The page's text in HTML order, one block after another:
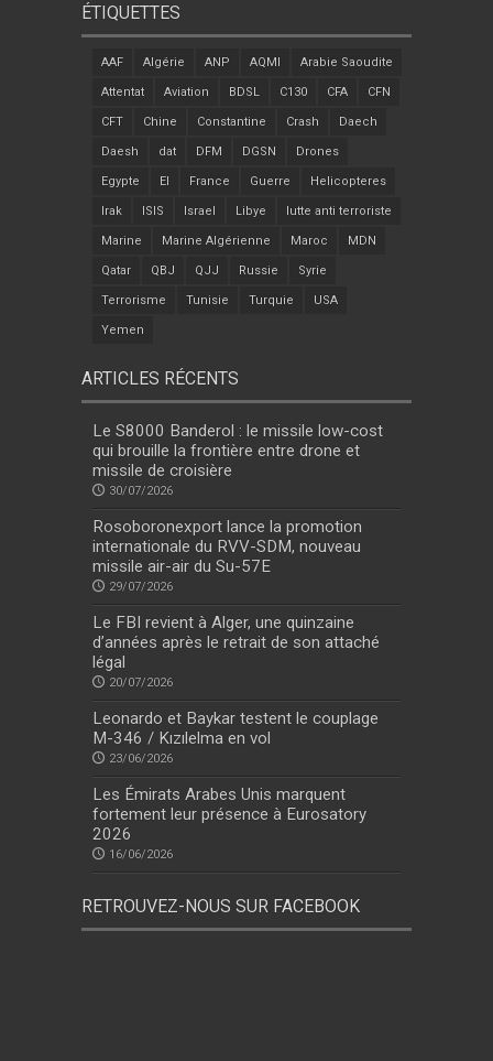
ÉTIQUETTES
AAF Algérie ANP AQMI Arabie Saoudite
Attentat Aviation BDSL C130 CFA CFN
CFT Chine Constantine Crash Daech
Daesh dat DFM DGSN Drones
Egypte EI France Guerre Helicopteres
Irak ISIS Israel Libye lutte anti terroriste
Marine Marine Algérienne Maroc MDN
Qatar QBJ QJJ Russie Syrie
Terrorisme Tunisie Turquie USA
Yemen
ARTICLES RÉCENTS
Le S8000 Banderol : le missile low-cost
qui brouille la frontière entre drone et
missile de croisière
30/07/2026
Rosoboronexport lance la promotion
internationale du RVV-SDM, nouveau
missile air-air du Su-57E
29/07/2026
Le FBI revient à Alger, une quinzaine
d’années après le retrait de son attaché
légal
20/07/2026
Leonardo et Baykar testent le couplage
M-346 / Kızılelma en vol
23/06/2026
Les Émirats Arabes Unis marquent
fortement leur présence à Eurosatory
2026
16/06/2026
RETROUVEZ-NOUS SUR FACEBOOK